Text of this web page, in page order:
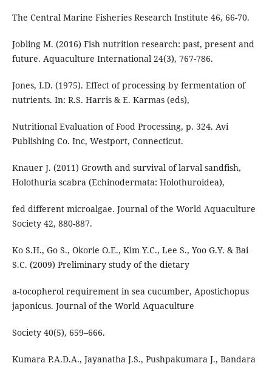
The Central Marine Fisheries Research Institute 46, 66-70.
Jobling M. (2016) Fish nutrition research: past, present and
future. Aquaculture International 24(3), 767-786.
Jones, I.D. (1975). Effect of processing by fermentation of
nutrients. In: R.S. Harris & E. Karmas (eds),
Nutritional Evaluation of Food Processing, p. 324. Avi
Publishing Co. Inc, Westport, Connecticut.
Knauer J. (2011) Growth and survival of larval sandfish,
Holothuria scabra (Echinodermata: Holothuroidea),
fed different microalgae. Journal of the World Aquaculture
Society 42, 880-887.
Ko S.H., Go S., Okorie O.E., Kim Y.C., Lee S., Yoo G.Y. & Bai
S.C. (2009) Preliminary study of the dietary
a-tocopherol requirement in sea cucumber, Apostichopus
japonicus. Journal of the World Aquaculture
Society 40(5), 659–666.
Kumara P.A.D.A., Jayanatha J.S., Pushpakumara J., Bandara